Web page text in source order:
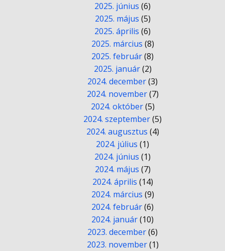
2025. június (6)
2025. május (5)
2025. április (6)
2025. március (8)
2025. február(8)
2025. január(2)
2024. december(3)
2024. november(7)
2024. október(5)
2024. szeptember(5)
2024. augusztus (4)
2024. július (1)
2024. június (1)
2024. május (7)
2024. április (14)
2024. március (9)
2024. február(6)
2024. január(10)
2023. december(6)
2023. november(1)